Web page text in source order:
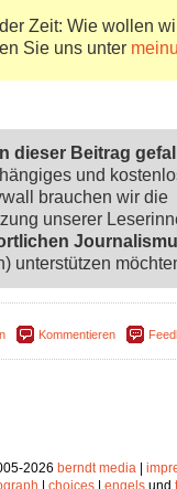
Zeit: Wie wollen
Sie uns unter
dieser Beitrag
und
brauchen wir die
unserer
unterstützen
Kommentieren
2026 berndt media|